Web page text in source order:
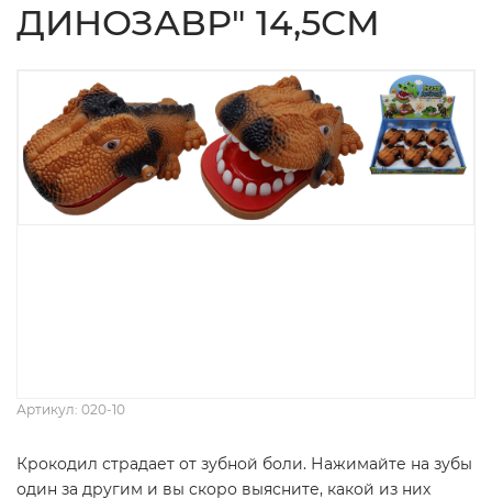
ДИНОЗАВР" 14,5СМ
Артикул: 020-10
Крокодил страдает от зубной боли. Нажимайте на зубы
один за другим и вы скоро выясните, какой из них